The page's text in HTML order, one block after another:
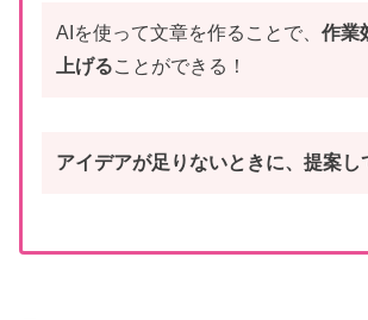
AIを使って文章を作ることで、 作業
上げることができる！
アイデアが足りないときに、提案し